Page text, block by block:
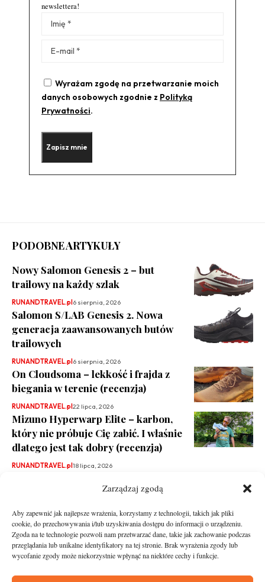
Zarządzaj zgodą
Aby zapewnić jak najlepsze wrażenia, korzystamy z technologii, takich jak pliki
cookie, do przechowywania i/lub uzyskiwania dostępu do informacji o urządzeniu.
Zgoda na te technologie pozwoli nam przetwarzać dane, takie jak zachowanie podczas
przeglądania lub unikalne identyfikatory na tej stronie. Brak wyrażenia zgody lub
wycofanie zgody może niekorzystnie wpłynąć na niektóre cechy i funkcje.
newslettera!
Wyrażam zgodę na przetwarzanie moich
danych osobowych zgodnie z Polityką
Prywatności.
Alternative:
PODOBNE ARTYKUŁY
Nowy Salomon Genesis 2 – but
trailowy na każdy szlak
RUNANDTRAVEL.pl 6 sierpnia, 2026
Salomon S/LAB Genesis 2. Nowa
generacja zaawansowanych butów
trailowych
RUNANDTRAVEL.pl 6 sierpnia, 2026
On Cloudsoma – lekkość i frajda z
biegania w terenie (recenzja)
RUNANDTRAVEL.pl 22 lipca, 2026
Mizuno Hyperwarp Elite – karbon,
który nie próbuje Cię zabić. I właśnie
dlatego jest tak dobry (recenzja)
RUNANDTRAVEL.pl 18 lipca, 2026